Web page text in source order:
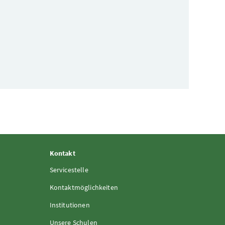
Kontakt
Servicestelle
Kontaktmöglichkeiten
Institutionen
Unsere Schulen